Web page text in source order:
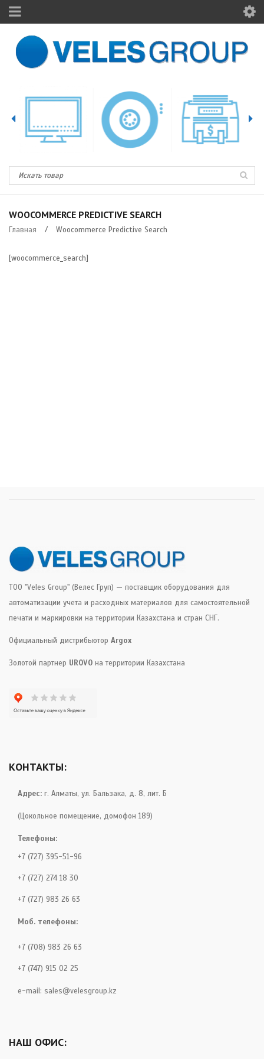
WOOCOMMERCE PREDICTIVE SEARCH
Главная / Woocommerce Predictive Search
[woocommerce_search]
ТОО "Veles Group" (Велес Груп) — поставщик оборудования для
автоматизации учета и расходных материалов для самостоятельной
печати и маркировки на территории Казахстана и стран СНГ.
Официальный дистрибьютор Argox
Золотой партнер UROVO на территории Казахстана
КОНТАКТЫ:
Адрес: г. Алматы, ул. Бальзака, д. 8, лит. Б
(Цокольное помещение, домофон 189)
Телефоны:
+7 (727) 395-51-96
+7 (727) 274 18 30
+7 (727) 983 26 63
Моб. телефоны:
+7 (708) 983 26 63
+7 (747) 915 02 25
e-mail: sales@velesgroup.kz
НАШ ОФИС: